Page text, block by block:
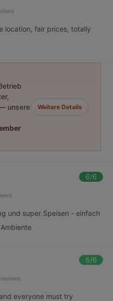
location, fair prices, totally
unsere
Weitere Details
6/6
und super Speisen - einfach
5/6
reviews
everyone must try